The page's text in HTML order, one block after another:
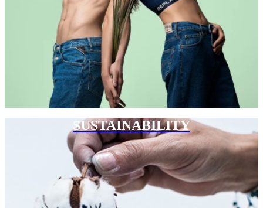
SUSTAINABILITY